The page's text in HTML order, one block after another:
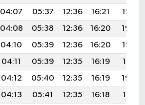
04:07 05:37 12:36 16:21
19:25
04:08 05:38 12:36 16:20
19:24
04:10 05:39 12:36 16:20
19:23
04:11 05:39 12:35 16:19
19:21
04:12 05:40 12:35 16:19
19:20
04:13 05:41 12:35 16:18
19:19